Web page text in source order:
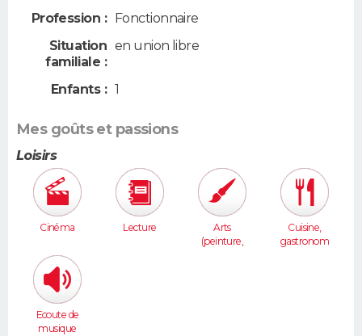
Profession : Fonctionnaire
Situation
familiale :
en union libre
Enfants : 1
Mes goûts et passions
Loisirs
Cinéma Lecture
Arts
(peinture,
Cuisine,
gastronom
Ecoute de
musique